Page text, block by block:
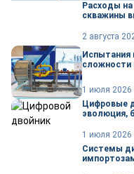
Расходы на
скважины
2 августа
Испытания
сложности
1 июля 2026
Цифровые
эволюция,
1 июля 2026
Системы